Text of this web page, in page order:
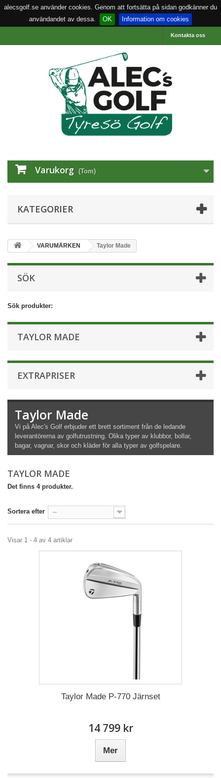
alecsgolf.se använder cookies. Genom att fortsätta på sidan godkänner du
användandet av dessa.
OK Information om cookies
Kontakta oss
Varukorg (Tom)
KATEGORIER
VARUMÄRKEN Taylor Made
SÖK
Sök produkter:
TAYLOR MADE
EXTRAPRISER
Taylor Made
Vi på Alec's Golf erbjuder ett brett sortiment från de ledande
leverantörerna av golfutrustning. Olika typer av klubbor, bollar,
bagar, vagnar, skor och kläder för alla typer av golfspelare.
TAYLOR MADE
Det finns 4 produkter.
Sortera efter --
Visar 1 - 4 av 4 artiklar
Taylor Made P-770 Järnset
14 799 kr
Mer